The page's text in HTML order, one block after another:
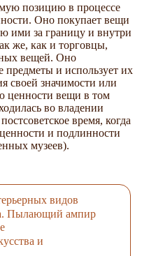
позицию в процессе
Оно покупает вещи
ими за границу и внутри
же, как и торговцы,
вещей. Оно
предметы и использует их
своей значимости или
ценности вещи в том
во владении
время, когда
и подлинности
музеев).
видов
Пылающий ампир
и